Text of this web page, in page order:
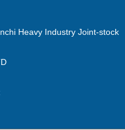
Heavy Industry Joint-stock